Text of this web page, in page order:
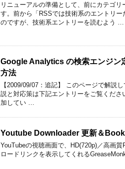
リニューアルの準備として、前にカテゴ
す。前から「RSSでは技術系のエントリ
のですが、技術系エントリーを読むよう …
Google Analytics の検索エンジン
方法
【2009/09/07：追記】 このページで解説
説と対応策は下記エントリーをご覧くだ
加してい …
Youtube Downloader 更新＆
YouTubeの視聴画面で、HD(720p)／高画
ロードリンクを表示してくれる